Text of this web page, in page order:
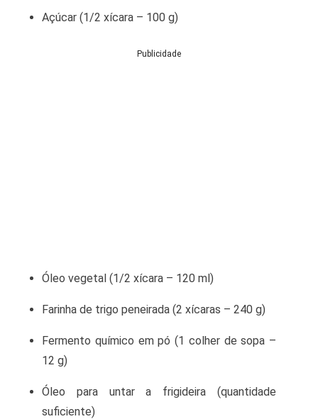
Açúcar (1/2 xícara – 100 g)
Publicidade
Óleo vegetal (1/2 xícara – 120 ml)
Farinha de trigo peneirada (2 xícaras – 240 g)
Fermento químico em pó (1 colher de sopa –
12 g)
Óleo para untar a frigideira (quantidade
suficiente)